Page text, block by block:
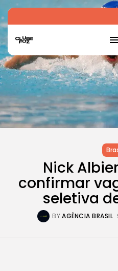
Nick
confirmar
seletiva
BYAGÊNCIA BRASIL